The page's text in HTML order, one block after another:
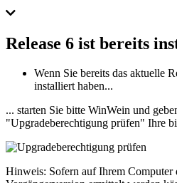
Release 6 ist bereits
Wenn Sie bereits das aktuelle
installiert haben...
... starten Sie bitte WinWein und
"Upgradeberechtigung prüfen" Ihre
Hinweis: Sofern auf Ihrem Computer